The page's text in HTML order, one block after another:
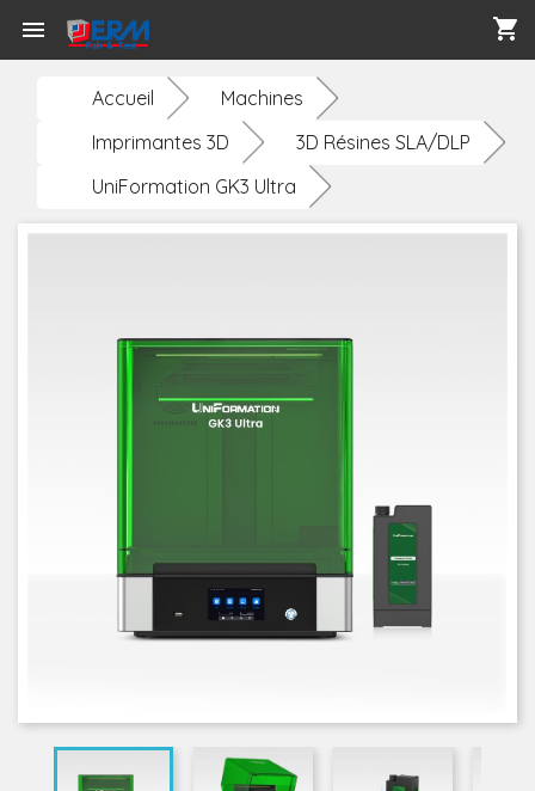
 shopping_cart
Accueil
Machines
Imprimantes 3D
3D Résines SLA/DLP
UniFormation GK3 Ultra